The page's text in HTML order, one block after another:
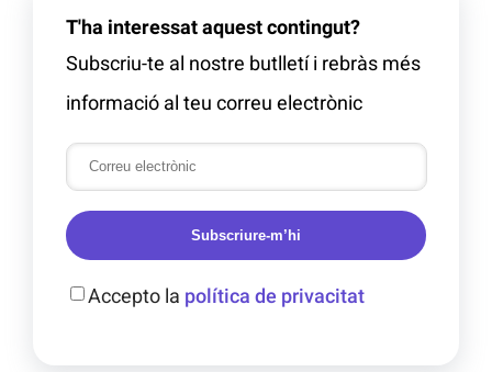
T'ha interessat aquest contingut?
Subscriu-te al nostre butlletí i rebràs més
informació al teu correu electrònic
Subscriure-m’hi
Accepto la política de privacitat